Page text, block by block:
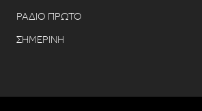
ΡΑΔΙΟ ΠΡΩΤΟ
ΣΗΜΕΡΙΝΗ